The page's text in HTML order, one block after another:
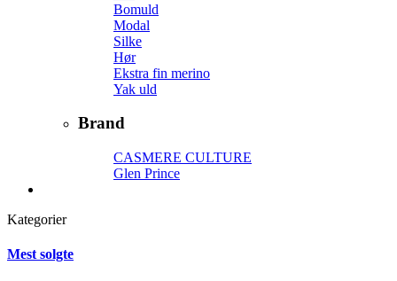
Bomuld
Modal
Silke
Hør
Ekstra fin merino
Yak uld
Brand
CASMERE CULTURE
Glen Prince
Kategorier
Mest solgte